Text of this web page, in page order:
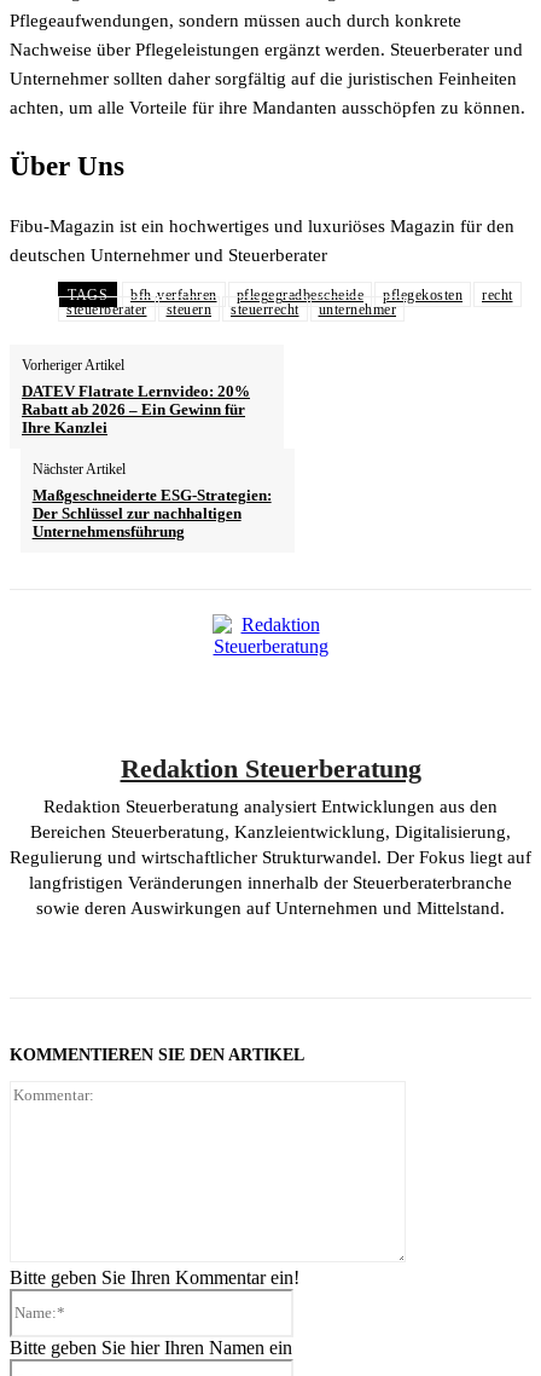
Pflegeaufwendungen, sondern müssen auch durch konkrete
Nachweise über Pflegeleistungen ergänzt werden. Steuerberater und
Unternehmer sollten daher sorgfältig auf die juristischen Feinheiten
achten, um alle Vorteile für ihre Mandanten ausschöpfen zu können.
Über Uns
Fibu-Magazin ist ein hochwertiges und luxuriöses Magazin für den
deutschen Unternehmer und Steuerberater
TAGS bfh-verfahren pflegegradbescheide pflegekosten
recht
steuerberater
steuern steuerrecht unternehmer
Vorheriger Artikel
DATEV Flatrate Lernvideo: 20%
Rabatt ab 2026 – Ein Gewinn für
Ihre Kanzlei
Nächster Artikel
Maßgeschneiderte ESG-Strategien:
Der Schlüssel zur nachhaltigen
Unternehmensführung
Redaktion Steuerberatung
Redaktion Steuerberatung analysiert Entwicklungen aus den
Bereichen Steuerberatung, Kanzleientwicklung, Digitalisierung,
Regulierung und wirtschaftlicher Strukturwandel. Der Fokus liegt auf
langfristigen Veränderungen innerhalb der Steuerberaterbranche
sowie deren Auswirkungen auf Unternehmen und Mittelstand.
KOMMENTIEREN SIE DEN ARTIKEL
Bitte geben Sie Ihren Kommentar ein!
Bitte geben Sie hier Ihren Namen ein